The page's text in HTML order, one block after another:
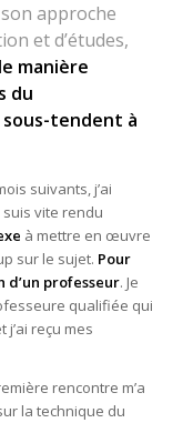
approche
et d’études,
manière
du
tendent à
suivants, j’ai
suis vite rendu
à mettre en œuvre
sur le sujet. Pour
d’un professeur. Je
qualifiée qui
reçu mes
rencontre m’a
la technique du